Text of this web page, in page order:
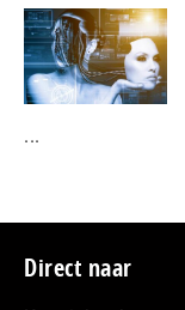
...
Footer
Direct naar